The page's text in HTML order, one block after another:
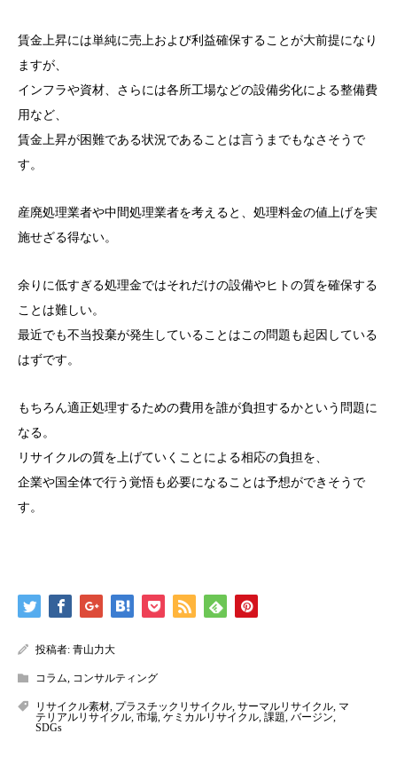
賃金上昇には単純に売上および利益確保することが大前提になり
ますが、
インフラや資材、さらには各所工場などの設備劣化による整備費
用など、
賃金上昇が困難である状況であることは言うまでもなさそうで
す。
産廃処理業者や中間処理業者を考えると、処理料金の値上げを実
施せざる得ない。
余りに低すぎる処理金ではそれだけの設備やヒトの質を確保する
ことは難しい。
最近でも不当投棄が発生していることはこの問題も起因している
はずです。
もちろん適正処理するための費用を誰が負担するかという問題に
なる。
リサイクルの質を上げていくことによる相応の負担を、
企業や国全体で行う覚悟も必要になることは予想ができそうで
す。
投稿者: 青山力大
コラム コンサルティング
リサイクル素材 プラスチックリサイクル サーマルリサイクル マ
テリアルリサイクル 市場 ケミカルリサイクル 課題 バージン
SDGs